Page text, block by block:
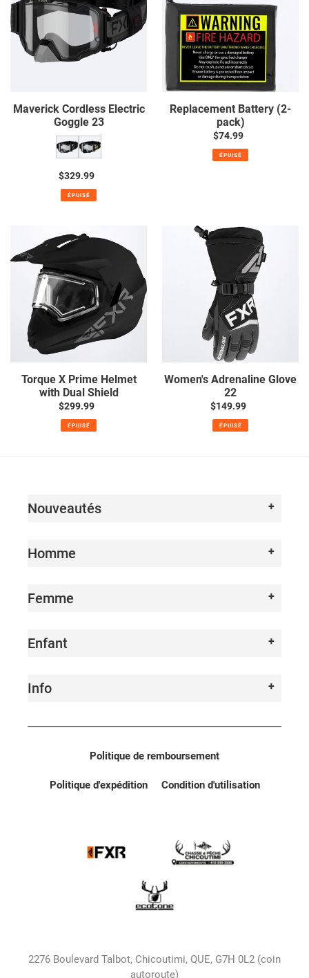
Goggle
Maverick Cordless Electric
Goggle 23
Prix
normal
$329.99
ÉPUISÉ
pack)
Replacement Battery (2-
pack)
Prix
normal
$74.99
ÉPUISÉ
Torque
Prime
Helmet
with
Dual
Shield
Torque X Prime Helmet
with Dual Shield
Prix
normal
$299.99
ÉPUISÉ
Women's
Adrenaline
Glove
22
Women's Adrenaline Glove
22
Prix
normal
$149.99
ÉPUISÉ
Nouveautés
Homme
Femme
Enfant
Info
Politique de remboursement
Politique d'expédition Condition d'utilisation
2276 Boulevard Talbot, Chicoutimi, QUE, G7H 0L2 (coin
autoroute)